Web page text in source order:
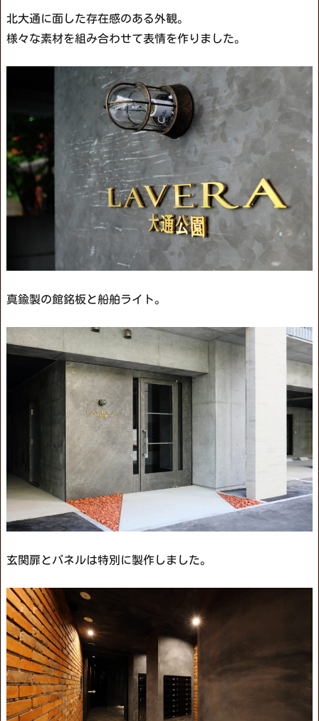
北大通に面した存在感のある外観。
様々な素材を組み合わせて表情を作りました。
真鍮製の館銘板と船舶ライト。
玄関扉とパネルは特別に製作しました。